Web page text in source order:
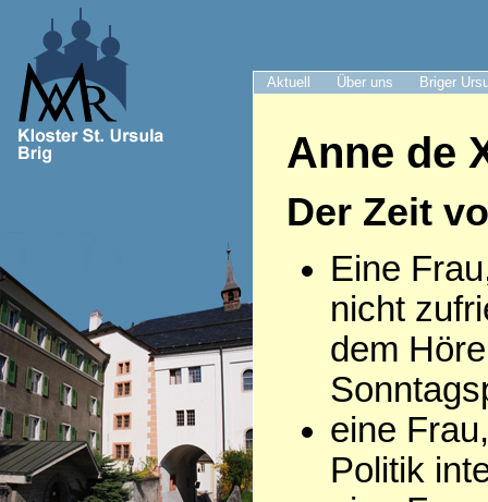
Aktuell Über uns Briger
Anne de
Der Zeit
Eine
nicht
dem
eine
Politik